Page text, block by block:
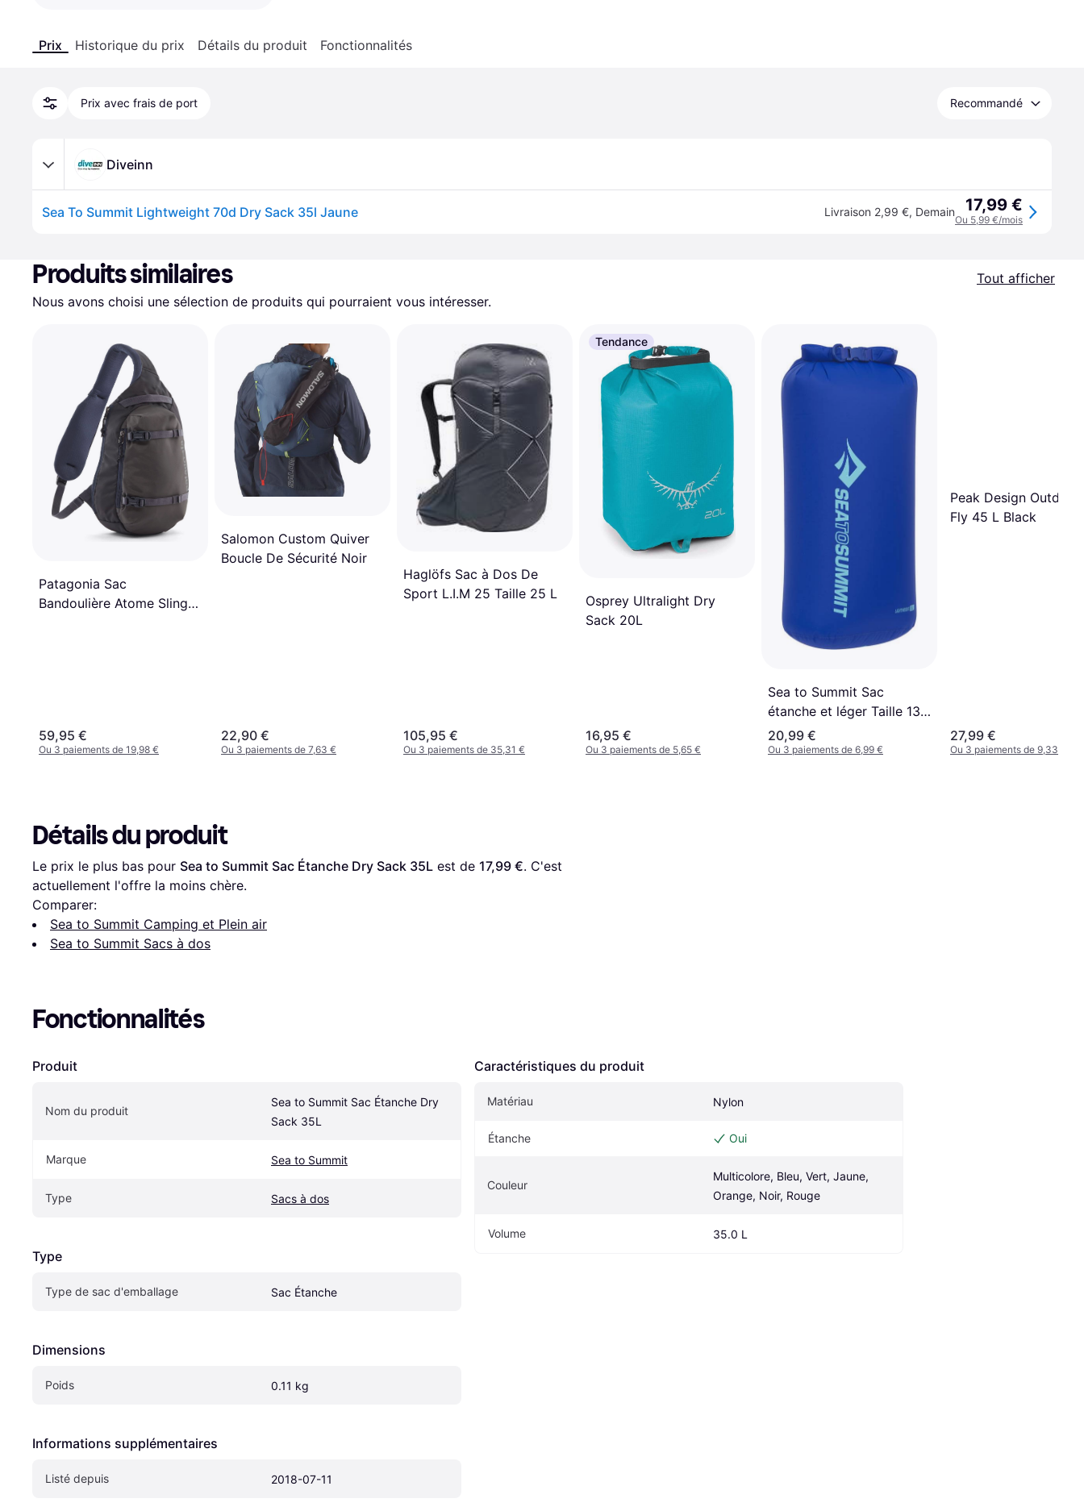
Prix Historique du prix Détails du produit Fonctionnalités
Prix avec frais de port Recommandé
Diveinn
Sea To Summit Lightweight 70d Dry Sack 35l Jaune Livraison 2,99 €, Demain 17,99 €
Ou 5,99 €/mois
Produits similaires
Tout afficher
Nous avons choisi une sélection de produits qui pourraient vous intéresser.
Patagonia Sac
Bandoulière Atome Sling
59,95 €
Ou 3 paiements de 19,98 €
Salomon Custom Quiver
Boucle De Sécurité Noir
22,90 €
Ou 3 paiements de 7,63 €
Haglöfs Sac à Dos De
Sport L.I.M 25 Taille 25 L
105,95 €
Ou 3 paiements de 35,31 €
Tendance
Osprey Ultralight Dry
Sack 20L
16,95 €
Ou 3 paiements de 5,65 €
Sea to Summit Sac
étanche et léger Taille 13L
Couleur SURF THE WEB
20,99 €
Ou 3 paiements de 6,99 €
Peak Design Outdoor
Fly 45 L Black
27,99 €
Ou 3 paiements de 9,33 €
Détails du produit
Le prix le plus bas pour Sea to Summit Sac Étanche Dry Sack 35L est de 17,99 €. C'est
actuellement l'offre la moins chère.
Comparer:
Sea to Summit Camping et Plein air
Sea to Summit Sacs à dos
Fonctionnalités
Produit
Nom du produit
Sea to Summit Sac Étanche Dry
Sack 35L
Marque Sea to Summit
Type Sacs à dos
Type
Type de sac d'emballage Sac Étanche
Dimensions
Poids 0.11 kg
Informations supplémentaires
Listé depuis 2018-07-11
Caractéristiques du produit
Matériau Nylon
Étanche Oui
Couleur
Multicolore, Bleu, Vert, Jaune,
Orange, Noir, Rouge
Volume 35.0 L